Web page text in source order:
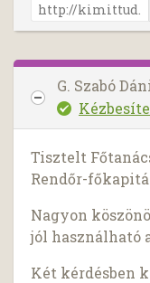
G. Szabó
Tisztelt
Rendőr-
Nagyon
jól használható
Két kérdésben